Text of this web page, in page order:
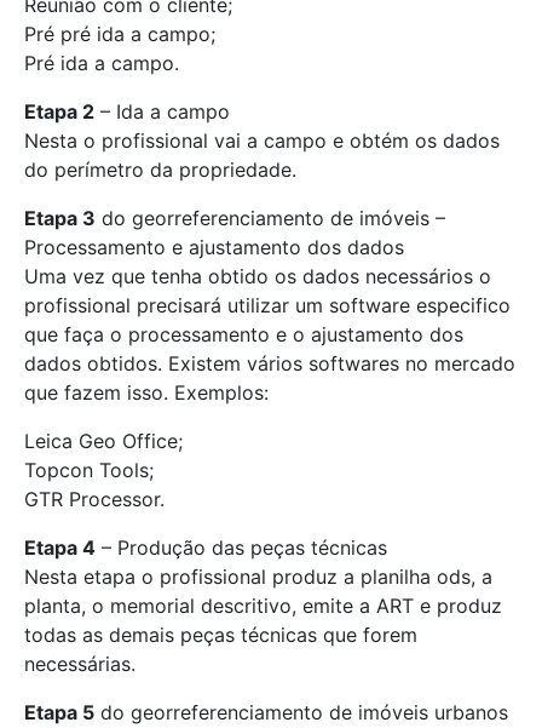
Reunião com o cliente;
Pré pré ida a campo;
Pré ida a campo.
Etapa 2 – Ida a campo
Nesta o profissional vai a campo e obtém os dados
do perímetro da propriedade.
Etapa 3 do georreferenciamento de imóveis –
Processamento e ajustamento dos dados
Uma vez que tenha obtido os dados necessários o
profissional precisará utilizar um software especifico
que faça o processamento e o ajustamento dos
dados obtidos. Existem vários softwares no mercado
que fazem isso. Exemplos:
Leica Geo Office;
Topcon Tools;
GTR Processor.
Etapa 4 – Produção das peças técnicas
Nesta etapa o profissional produz a planilha ods, a
planta, o memorial descritivo, emite a ART e produz
todas as demais peças técnicas que forem
necessárias.
Etapa 5 do georreferenciamento de imóveis urbanos